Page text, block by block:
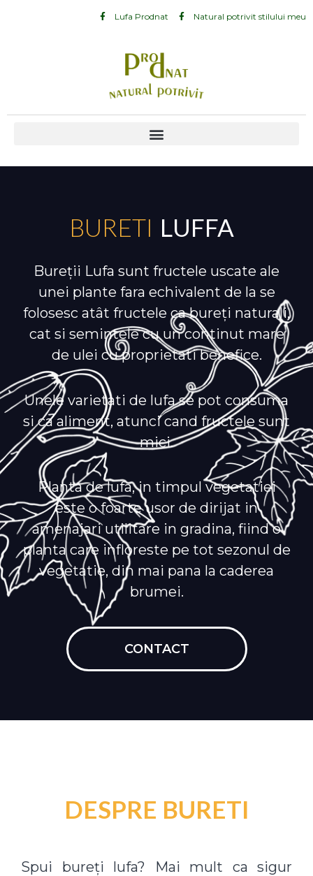
Lufa Prodnat Natural potrivit stilului meu
BURETI LUFFA
Bureții Lufa sunt fructele uscate ale
unei plante fara echivalent de la se
folosesc atât fructele ca bureți naturali,
cat si semintele cu un continut mare
de ulei cu proprietati benefice.
Unele varietati de lufa se pot consuma
si ca aliment, atunci cand fructele sunt
mici.
Planta de lufa, in timpul vegetatiei
este o foarte usor de dirijat in
amenajari utilitare in gradina, fiind o
planta care infloreste pe tot sezonul de
vegetatie, din mai pana la caderea
brumei.
CONTACT
DESPRE BURETI
Spui bureți lufa? Mai mult ca sigur